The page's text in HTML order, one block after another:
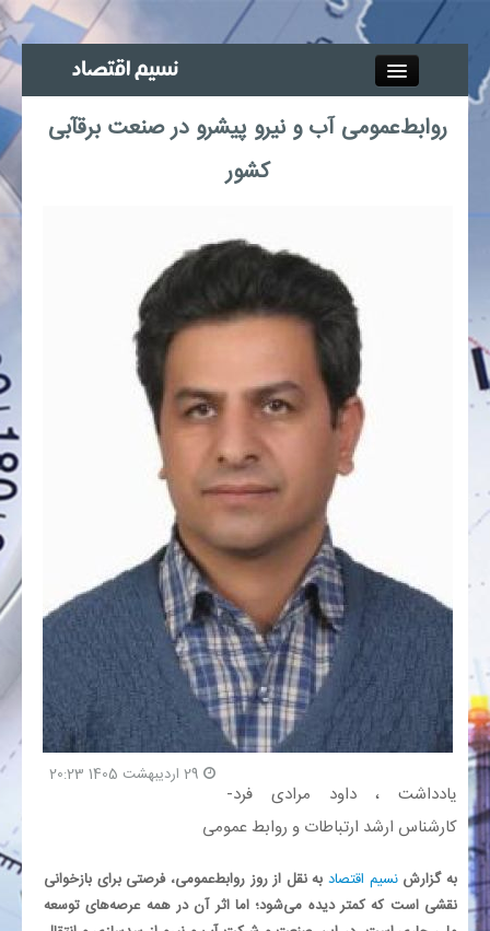
جذب خبرنگار
پیوند‌ها
چند رسانه‌ای
اجتماعی
بیمه و بورس
بانک
انرژی
اقتصاد
خانه
روابط‌عمومی آب و نیرو پیشرو در صنعت برقآبی
کشور
یادداشت ، داود مرادی فرد-
کارشناس ارشد ارتباطات و روابط عمومی
به گزارش نسیم اقتصادبه نقل از روز روابط‌عمومی، فرصتی برای بازخوانی
نقشی است که کمتر دیده می‌شود؛ اما اثر آن در همه عرصه‌های توسعه